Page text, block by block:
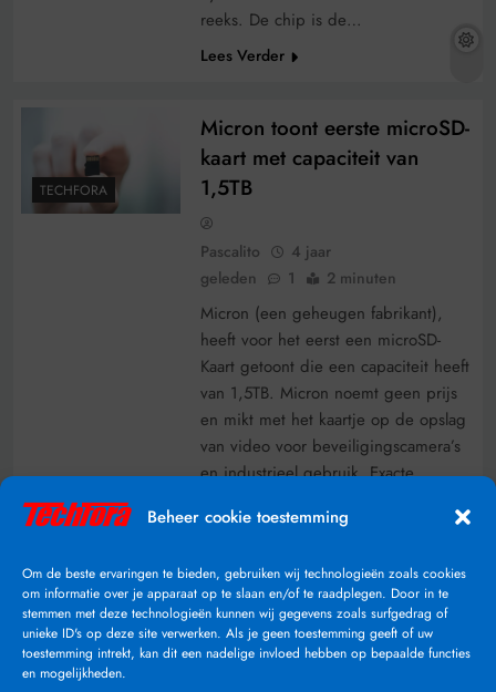
Beheer cookie toestemming
Om de beste ervaringen te bieden, gebruiken wij technologieën zoals cookies
om informatie over je apparaat op te slaan en/of te raadplegen. Door in te
stemmen met deze technologieën kunnen wij gegevens zoals surfgedrag of
unieke ID's op deze site verwerken. Als je geen toestemming geeft of uw
toestemming intrekt, kan dit een nadelige invloed hebben op bepaalde functies
en mogelijkheden.
reeks. De chip is de…
Lees Verder
TECHFORA
Micron toont eerste microSD-
kaart met capaciteit van
1,5TB
Pascalito
4 jaar
geleden
1 2 minuten
Micron (een geheugen fabrikant),
heeft voor het eerst een microSD-
Kaart getoont die een capaciteit heeft
van 1,5TB. Micron noemt geen prijs
en mikt met het kaartje op de opslag
van video voor beveiligingscamera’s
en industrieel gebruik. Exacte
maar het gaat om een U3-kaartje, wat
sequentiële schrijfsnelheid…
Lees Verder